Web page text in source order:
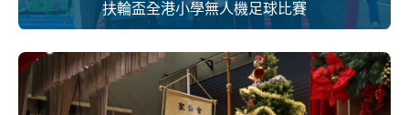
扶輪盃全港小學無人機足球比賽